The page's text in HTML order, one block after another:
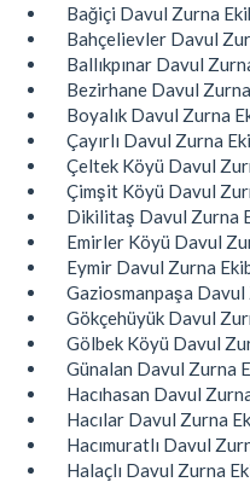
Bağiçi Davul Zurna
Bahçelievler Davul
Ballıkpınar Davul
Bezirhane Davul
Boyalık Davul Zurna
Çayırlı Davul Zurna
Çeltek Köyü Davul
Çimşit Köyü Davul
Dikilitaş Davul Zurna
Emirler Köyü Davul
Eymir Davul Zurna
Gaziosmanpaşa
Gökçehüyük Davul
Gölbek Köyü Davul
Günalan Davul Zurna
Hacıhasan Davul
Hacılar Davul Zurna
Hacımuratlı Davul
Halaçlı Davul Zurna